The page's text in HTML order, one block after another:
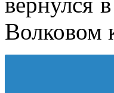
Волковом